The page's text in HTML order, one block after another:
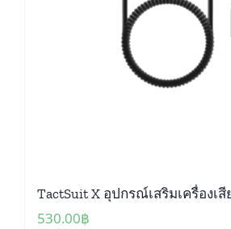
TactSuit X อุปกรณ์เสริมเครื่องเสี
530.00฿